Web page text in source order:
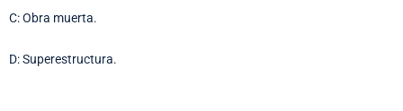
C: Obra muerta.
D: Superestructura.